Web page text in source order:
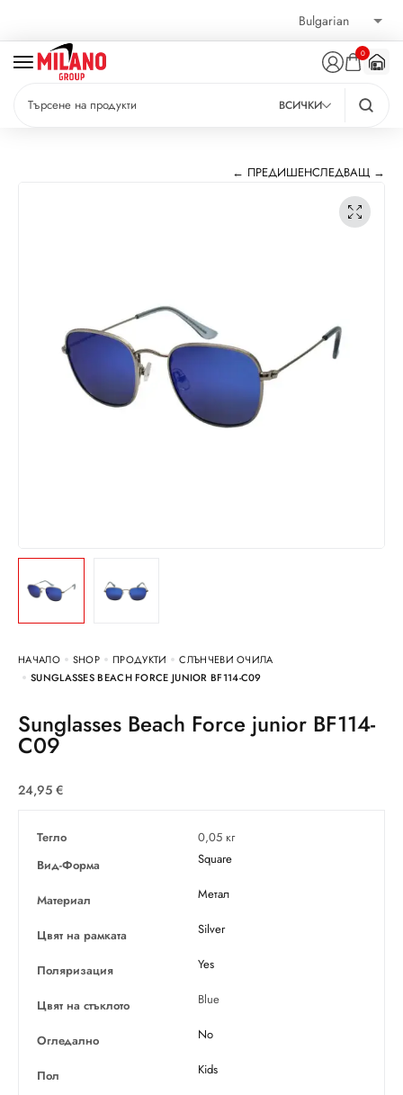
0
ВСИЧКИ
← ПРЕДИШЕНСЛЕДВАЩ →
НАЧАЛО SHOP ПРОДУКТИ
СЛЪНЧЕВИ ОЧИЛА
SUNGLASSES BEACH FORCE JUNIOR BF114-C09
Sunglasses Beach Force junior BF114-
C09
24,95 €
Тегло
0,05 кг
Вид-Форма
Square
Материал Метал
Цвят на рамката Silver
Поляризация Yes
Цвят на стъклото Blue
Огледално No
Пол Kids